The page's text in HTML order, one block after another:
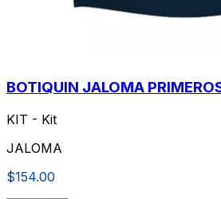
BOTIQUIN JALOMA
KIT - Kit
JALOMA
$154.00